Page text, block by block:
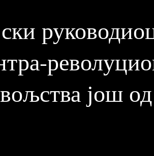
још